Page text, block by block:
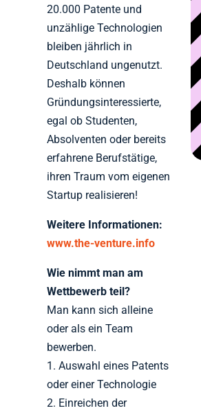
20.000 Patente und
unzählige Technologien
bleiben jährlich in
Deutschland ungenutzt.
Deshalb können
Gründungsinteressierte,
egal ob Studenten,
Absolventen oder bereits
erfahrene Berufstätige,
ihren Traum vom eigenen
Startup realisieren!
Weitere Informationen:
www.the-venture.info
Wie nimmt man am
Wettbewerb teil?
Man kann sich alleine
oder als ein Team
bewerben.
1. Auswahl eines Patents
oder einer Technologie
2. Einreichen der